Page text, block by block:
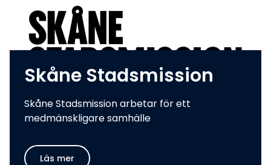
Skåne Stadsmission
Skåne Stadsmission arbetar för ett
medmänskligare samhälle
Läs mer